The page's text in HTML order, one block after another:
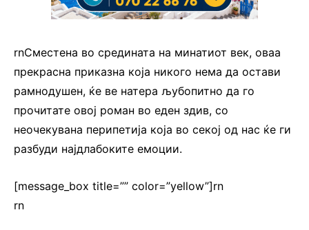
rnСместена во средината на минатиот век, оваа
прекрасна приказна која никого нема да остави
рамнодушен, ќе ве натера љубопитно да го
прочитате овој роман во еден здив, со
неочекувана перипетија која во секој од нас ќе ги
разбуди најдлабоките емоции.
[message_box title=”” color=”yellow”]rn
rn